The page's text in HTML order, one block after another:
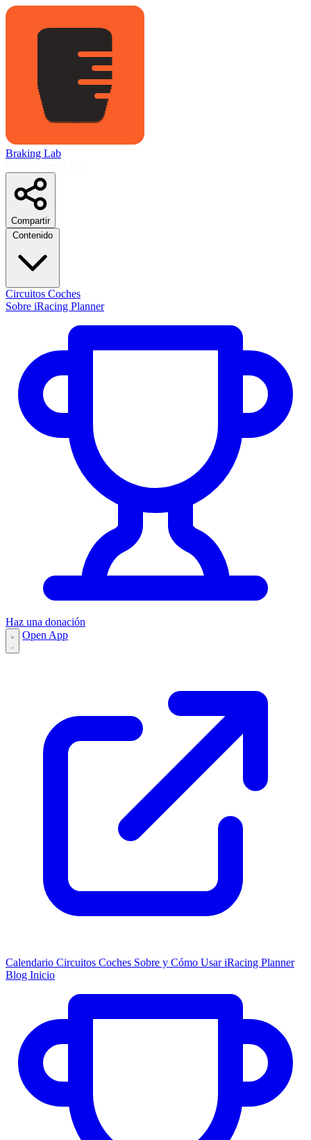
Braking Lab
Compartir
Circuitos Coches
Sobre iRacing Planner
Haz una donación
Open App
Calendario Circuitos Coches Sobre y Cómo UsariRacing Planner
Blog Inicio